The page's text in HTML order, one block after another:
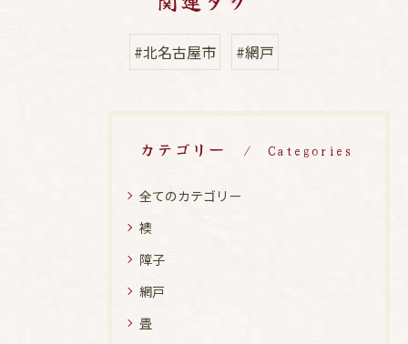
#北名古屋市 #網戸
カテゴリー Categories
全てのカテゴリー
襖
障子
網戸
畳